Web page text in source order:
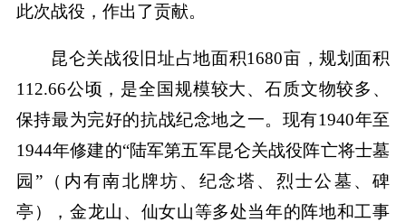
此次战役，作出了贡献。
昆仑关战役旧址占地面积1680亩，规划面积
112.66公顷，是全国规模较大、石质文物较多、
保持最为完好的抗战纪念地之一。现有1940年至
1944年修建的“陆军第五军昆仑关战役阵亡将士墓
园”（内有南北牌坊、纪念塔、烈士公墓、碑
亭），金龙山、仙女山等多处当年的阵地和工事